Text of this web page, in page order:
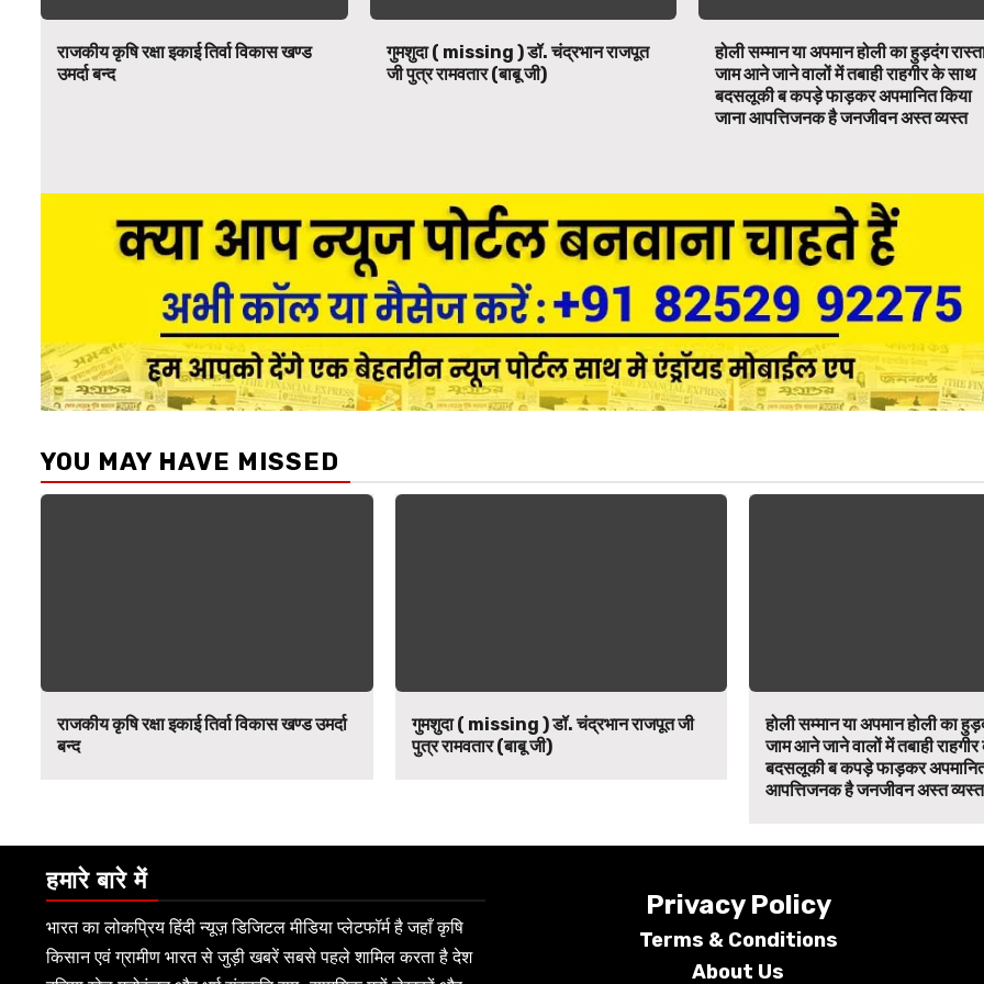
राजकीय कृषि रक्षा इकाई तिर्वा विकास खण्ड
उमर्दा बन्द
गुमशुदा ( missing ) डॉ. चंद्रभान राजपूत
जी पुत्र रामवतार (बाबू जी)
होली सम्मान या अपमान होली का हुड़दंग
जाम आने जाने वालों में तबाही राहगीर के साथ
बदसलूकी ब कपड़े फाड़कर अपमानित किया
जाना आपत्तिजनक है जनजीवन अस्त व्यस्त
YOU MAY HAVE MISSED
राजकीय कृषि रक्षा इकाई तिर्वा विकास खण्ड उमर्दा
बन्द
गुमशुदा ( missing ) डॉ. चंद्रभान राजपूत जी
पुत्र रामवतार (बाबू जी)
होली सम्मान या अपमान होली का
जाम आने जाने वालों में तबाही
बदसलूकी ब कपड़े फाड़कर अपमानित
आपत्तिजनक है जनजीवन अस्त व्यस्त
हमारे बारे में
भारत का लोकप्रिय हिंदी न्यूज़ डिजिटल मीडिया प्लेटफॉर्म है जहाँ कृषि
किसान एवं ग्रामीण भारत से जुड़ी खबरें सबसे पहले शामिल करता है देश
Privacy Policy
Terms & Conditions
About Us